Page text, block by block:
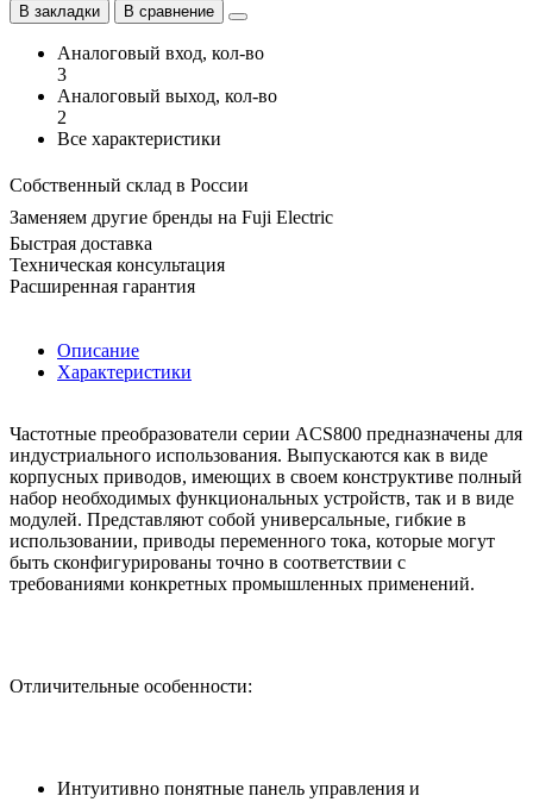
В закладки
В сравнение
Аналоговый вход, кол-во
3
Аналоговый выход, кол-во
2
Все характеристики
Собственный склад в России
Заменяем другие бренды на Fuji Electric
Быстрая доставка
Техническая консультация
Расширенная гарантия
Описание
Характеристики
Частотные преобразователи серии ACS800 предназначены для
индустриального использования. Выпускаются как в виде
корпусных приводов, имеющих в своем конструктиве полный
набор необходимых функциональных устройств, так и в виде
модулей. Представляют собой универсальные, гибкие в
использовании, приводы переменного тока, которые могут
быть сконфигурированы точно в соответствии с
требованиями конкретных промышленных применений.
Отличительные особенности:
Интуитивно понятные панель управления и